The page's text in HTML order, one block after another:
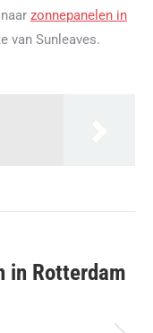
zonnepanelen in
van Sunleaves.
in Rotterdam